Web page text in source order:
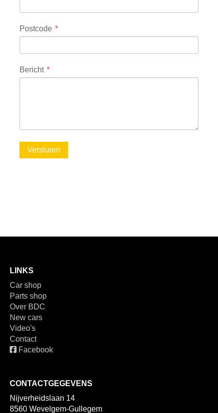
Postcode
Bericht
Versturen
LINKS
Car shop
Parts shop
Over BDC
New cars
Video's
Contact
Facebook
CONTACTGEGEVENS
Nijverheidslaan 14
8560 Wevelgem-Gullegem